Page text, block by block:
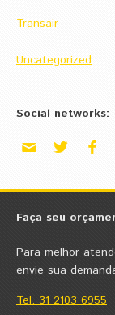
Transair
Uncategorized
Social networks:
Faça seu
Para melhor
envie sua
Tel. 31 2103 6955